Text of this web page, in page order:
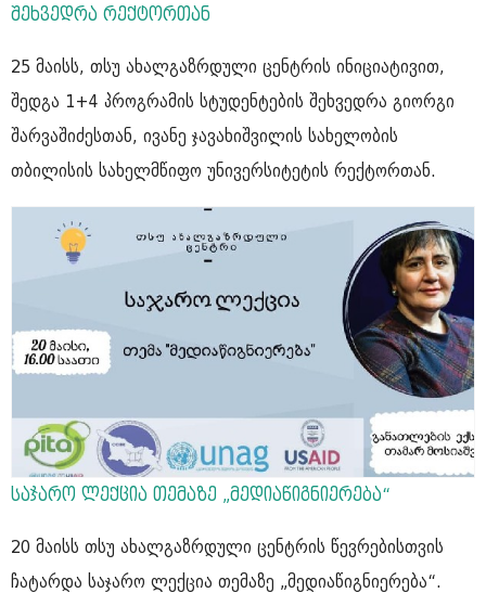
შეხვედრა რექტორთან
25 მაისს, თსუ ახალგაზრდული ცენტრის ინიციატივით,
შედგა 1+4 პროგრამის სტუდენტების შეხვედრა გიორგი
შარვაშიძესთან, ივანე ჯავახიშვილის სახელობის
თბილისის სახელმწიფო უნივერსიტეტის რექტორთან.
საჯარო ლექცია თემაზე „მედიაწიგნიერება“
20 მაისს თსუ ახალგაზრდული ცენტრის წევრებისთვის
ჩატარდა საჯარო ლექცია თემაზე „მედიაწიგნიერება“.